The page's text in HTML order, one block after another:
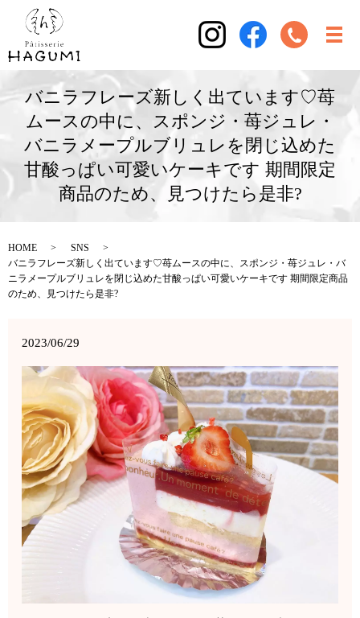
バニラフレーズ新しく出ています♡苺
ムースの中に、スポンジ・苺ジュレ・
バニラメープルブリュレを閉じ込めた
甘酸っぱい可愛いケーキです 期間限定
商品のため、見つけたら是非?
HOME
SNS
バニラフレーズ新しく出ています♡苺ムースの中に、スポンジ・苺ジュレ・バ
ニラメープルブリュレを閉じ込めた甘酸っぱい可愛いケーキです 期間限定商品
のため、見つけたら是非?
2023/06/29